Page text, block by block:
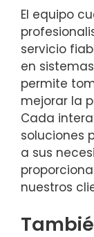
El equipo
servicio
en
permite
mejorar la
Cada
soluciones
a sus
nuestros